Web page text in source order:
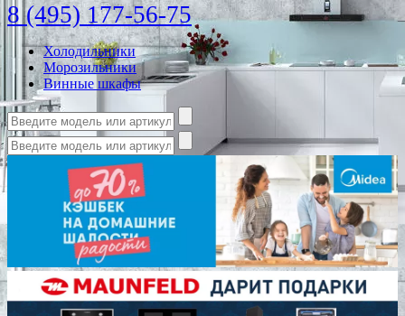
8 (495) 177-56-75
Холодильники
Морозильники
Винные шкафы